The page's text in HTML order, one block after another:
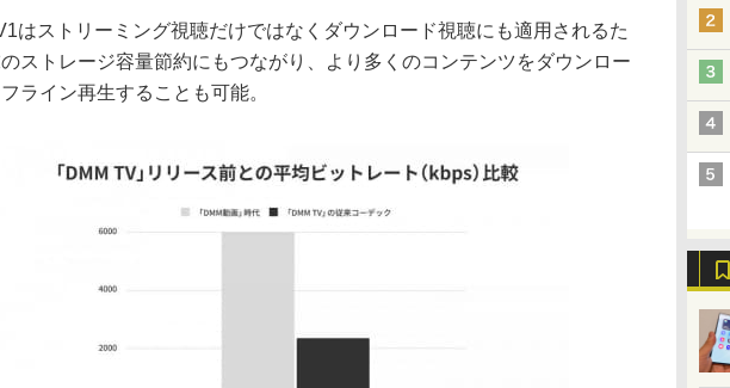
はストリーミング視聴だけではなくダウンロード視聴にも適用されるた
ストレージ容量節約にもつながり、より多くのコンテンツをダウンロー
ライン再生することも可能。